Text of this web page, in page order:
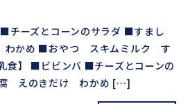
チーズとコーンのサラダ ■すまし
かめ ■おやつ スキムミルク す
食】 ■ビビンバ ■チーズとコーンの
えのきだけ わかめ […]